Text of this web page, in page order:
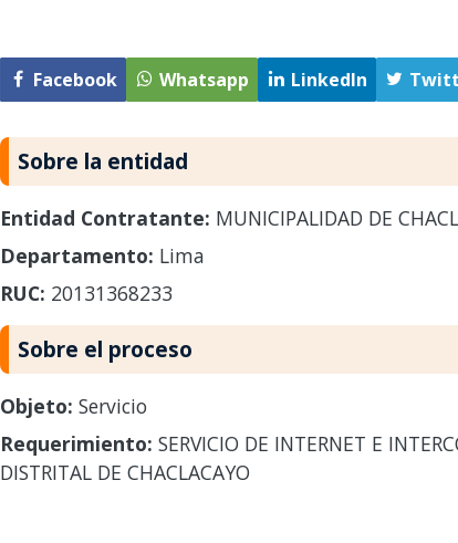
Facebook Whatsapp LinkedIn
Sobre la entidad
Entidad Contratante: MUNICIPALIDAD DE
Departamento: Lima
RUC: 20131368233
Sobre el proceso
Objeto: Servicio
Requerimiento: SERVICIO DE INTERNET E
DISTRITAL DE CHACLACAYO